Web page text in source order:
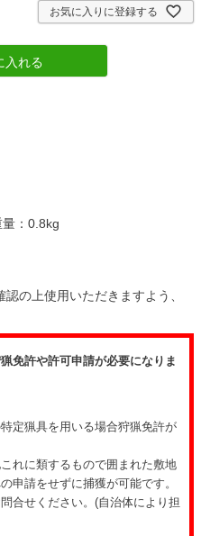
お気に入りに登録する
入れる
：0.8kg
の上使用いただきますよう、
免許や許可申請が必要になりま
定猟具を用いる場合狩猟免許が
れに類するもので囲まれた敷地
申請をせずに捕獲が可能です。
合せください。(自治体により担